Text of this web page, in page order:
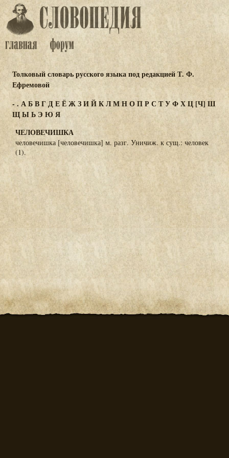
Толковый словарь русского языка под редакцией Т. Ф.
Ефремовой
- . АБВГДЕЁЖЗИЙКЛМНОПР С ТУФХЦ [Ч] Ш
ЩЫЬЭ ЮЯ
ЧЕЛОВЕЧИШКА
человечишка [человечишка] м. разг. Уничиж. к сущ.: человек
(1).